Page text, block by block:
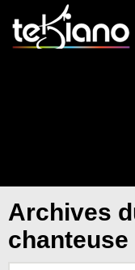
Archives
chanteuse